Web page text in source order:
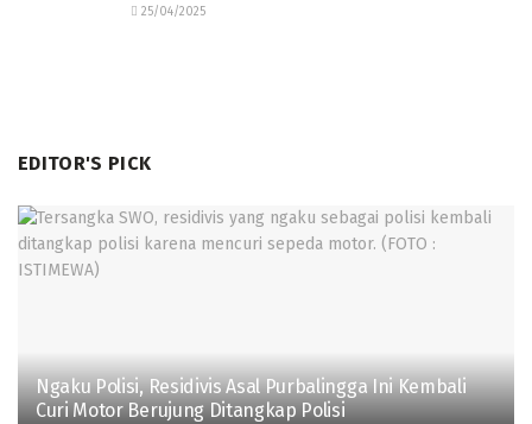
25/04/2025
EDITOR'S PICK
Ngaku Polisi, Residivis Asal Purbalingga Ini Kembali
Curi Motor Berujung Ditangkap Polisi